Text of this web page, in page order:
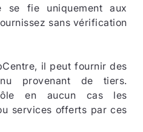
se fie uniquement aux
sans vérification
il peut fournir des
provenant de tiers.
en aucun cas les
services offerts par ces